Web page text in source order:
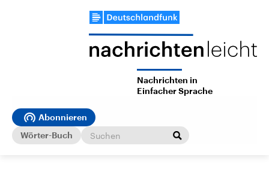
Nachrichten in
Einfacher Sprache
Abonnieren
Wörter-Buch